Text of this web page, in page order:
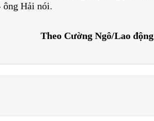
Hải nói.
Theo Cường Ngô/Lao động